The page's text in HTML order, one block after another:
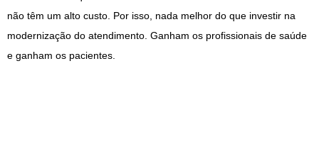
não têm um alto custo. Por isso, nada melhor do que investir na
modernização do atendimento. Ganham os profissionais de saúde
e ganham os pacientes.